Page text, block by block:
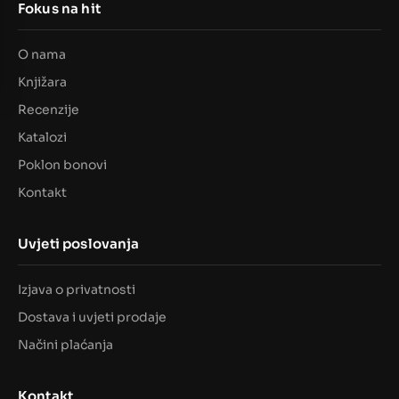
Fokus na hit
O nama
Knjižara
Recenzije
Katalozi
Poklon bonovi
Kontakt
Uvjeti poslovanja
Izjava o privatnosti
Dostava i uvjeti prodaje
Načini plaćanja